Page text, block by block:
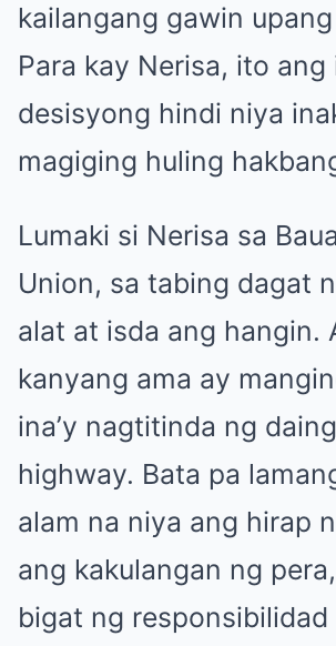
kailangang gawin
Para kay Nerisa, ito ang
desisyong hindi niya
magiging huling
Lumaki si Nerisa sa
Union, sa tabing dagat
alat at isda ang hangin.
kanyang ama ay
ina’y nagtitinda ng
highway. Bata pa
alam na niya ang hirap
ang kakulangan ng
bigat ng responsibilidad